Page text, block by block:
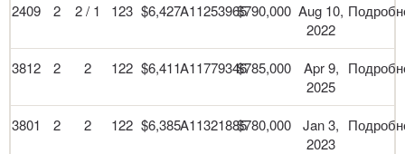
2409 2 2 / 1 123 $6,427A11253965$790,000 Aug 10,
2022
3812 2 2 122 $6,411A11779346$785,000
Apr 9,
2025
3801 2 2 122 $6,385A11321885$780,000
Jan 3,
2023